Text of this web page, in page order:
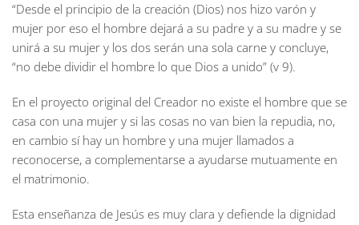
“Desde el principio de la creación (Dios) nos hizo varón y
mujer por eso el hombre dejará a su padre y a su madre y se
unirá a su mujer y los dos serán una sola carne y concluye,
“no debe dividir el hombre lo que Dios a unido” (v 9).
En el proyecto original del Creador no existe el hombre que se
casa con una mujer y si las cosas no van bien la repudia, no,
en cambio sí hay un hombre y una mujer llamados a
reconocerse, a complementarse a ayudarse mutuamente en
el matrimonio.
Esta enseñanza de Jesús es muy clara y defiende la dignidad